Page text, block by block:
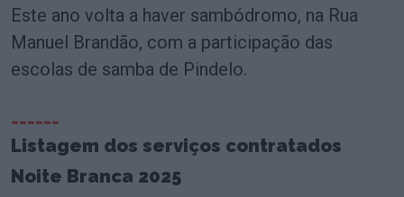
Este ano volta a haver sambódromo, na Rua
Manuel Brandão, com a participação das
escolas de samba de Pindelo.
Listagem dos serviços contratados
Noite Branca 2025